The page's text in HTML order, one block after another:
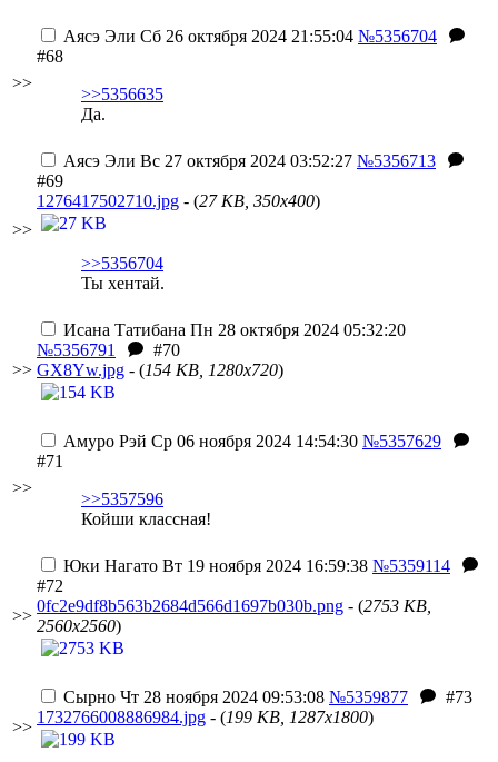
>>
Аясэ Эли Сб 26 октября 2024 21:55:04 №5356704
#68
>>5356635
Да.
>>
Аясэ Эли Вс 27 октября 2024 03:52:27 №5356713
#69
1276417502710.jpg - (27 KB, 350x400)
>>5356704
Ты хентай.
>>
Исана Татибана Пн 28 октября 2024 05:32:20
№5356791
#70
GX8Yw.jpg - (154 KB, 1280x720)
>>
Амуро Рэй Ср 06 ноября 2024 14:54:30 №5357629
#71
>>5357596
Койши классная!
>>
Юки Нагато Вт 19 ноября 2024 16:59:38 №5359114
#72
0fc2e9df8b563b2684d566d1697b030b.png - (2753 KB,
2560x2560)
>>
Сырно Чт 28 ноября 2024 09:53:08 №5359877
#73
1732766008886984.jpg - (199 KB, 1287x1800)